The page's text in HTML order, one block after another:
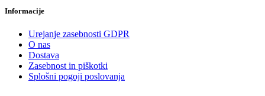
Informacije
Urejanje zasebnosti GDPR
O nas
Dostava
Zasebnost in piškotki
Splošni pogoji poslovanja